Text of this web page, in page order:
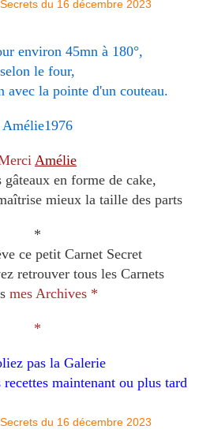
environ 45mn à 180°,
selon le four,
avec la pointe d'un couteau.
Amélie1976
Amélie
gâteaux en forme de cake,
mieux la taille des parts
*
ce petit Carnet Secret
retrouver tous les Carnets
mes Archives *
*
pas la Galerie
maintenant ou plus tard